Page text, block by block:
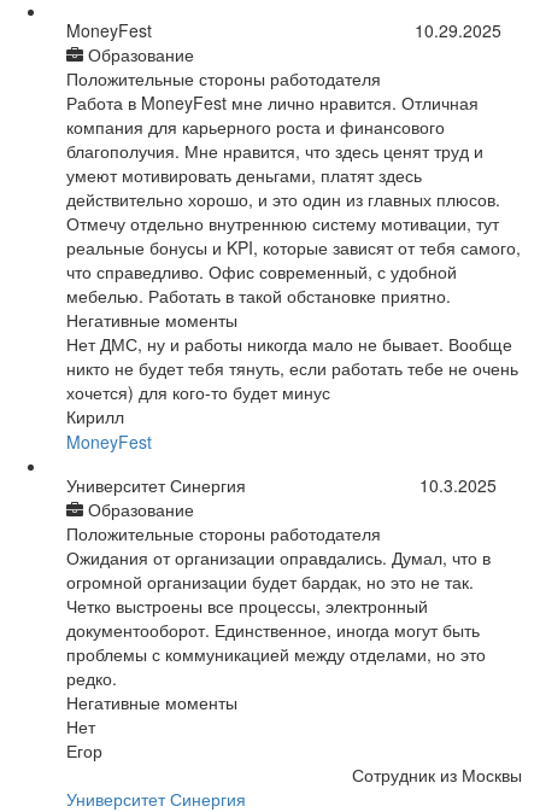
MoneyFest
Образование
10.29.2025
Положительные стороны работодателя
Работа в MoneyFest мне лично нравится. Отличная
компания для карьерного роста и финансового
благополучия. Мне нравится, что здесь ценят труд и
умеют мотивировать деньгами, платят здесь
действительно хорошо, и это один из главных плюсов.
Отмечу отдельно внутреннюю систему мотивации, тут
реальные бонусы и KPI, которые зависят от тебя самого,
что справедливо. Офис современный, с удобной
мебелью. Работать в такой обстановке приятно.
Негативные моменты
Нет ДМС, ну и работы никогда мало не бывает. Вообще
никто не будет тебя тянуть, если работать тебе не очень
хочется) для кого-то будет минус
Кирилл
MoneyFest
Университет Синергия
Образование
10.3.2025
Положительные стороны работодателя
Ожидания от организации оправдались. Думал, что в
огромной организации будет бардак, но это не так.
Четко выстроены все процессы, электронный
документооборот. Единственное, иногда могут быть
проблемы с коммуникацией между отделами, но это
редко.
Негативные моменты
Нет
Егор
Сотрудник из Москвы
Университет Синергия